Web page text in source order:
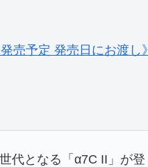
売予定 発売日にお渡し》
代となる「α7C II」が登